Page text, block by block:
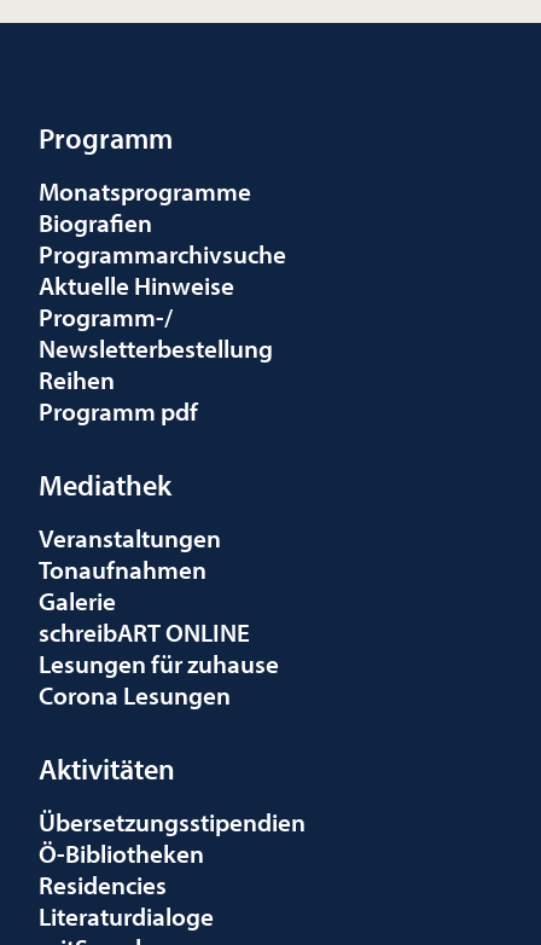
Programm
Monatsprogramme
Biografien
Programmarchivsuche
Aktuelle Hinweise
Programm-/
Newsletterbestellung
Reihen
Programm pdf
Mediathek
Veranstaltungen
Tonaufnahmen
Galerie
schreibART ONLINE
Lesungen für zuhause
Corona Lesungen
Aktivitäten
Übersetzungsstipendien
Ö-Bibliotheken
Residencies
Literaturdialoge